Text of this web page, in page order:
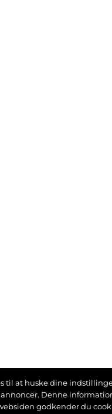
til at huske dine
Denne
godkender du